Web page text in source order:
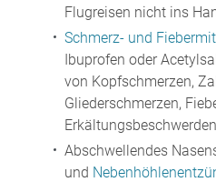
Flugreisen nicht ins
Schmerz- und
Ibuprofen oder
von Kopfschmerzen,
Gliederschmerzen,
Abschwellendes
und